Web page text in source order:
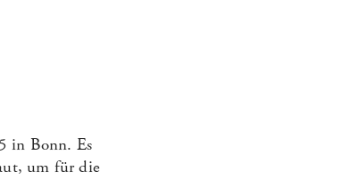
in Bonn. Es
um für die